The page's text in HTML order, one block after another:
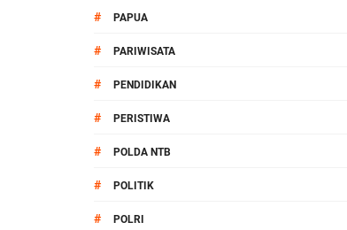
# PAPUA
# PARIWISATA
# PENDIDIKAN
# PERISTIWA
# POLDA NTB
# POLITIK
# POLRI